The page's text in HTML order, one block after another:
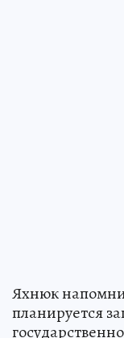
Яхнюк
планируется